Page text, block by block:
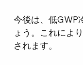
今後は、低GWP
ょう。これによ
されます。